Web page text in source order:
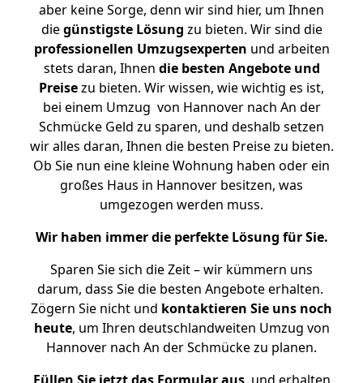
aber keine Sorge, denn wir sind hier, um Ihnen
diegünstigste Lösung zu bieten. Wir sind die
professionellen Umzugsexperten und arbeiten
stets daran, Ihnen die besten Angebote und
Preisezu bieten. Wir wissen, wie wichtig es ist,
bei einem Umzug von Hannover nach An der
Schmücke Geld zu sparen, und deshalb setzen
wir alles daran, Ihnen die besten Preise zu bieten.
Ob Sie nun eine kleine Wohnung haben oder ein
großes Haus in Hannover besitzen, was
umgezogen werden muss.
Wir haben immer die perfekte Lösung für Sie.
Sparen Sie sich die Zeit – wir kümmern uns
darum, dass Sie die besten Angebote erhalten.
Zögern Sie nicht und kontaktieren Sie uns noch
heute, um Ihren deutschlandweiten Umzug von
Hannover nach An der Schmücke zu planen.